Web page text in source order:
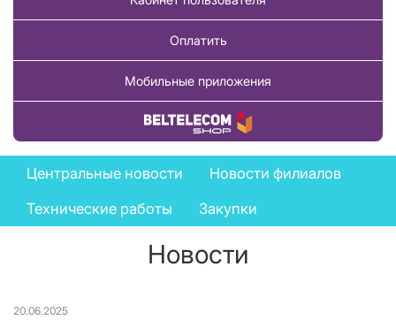
Оплатить
Мобильные приложения
Купить товар
News
menu
Центральные новости
Новости филиалов
Технические работы
Закупки
Новости
20.06.2025